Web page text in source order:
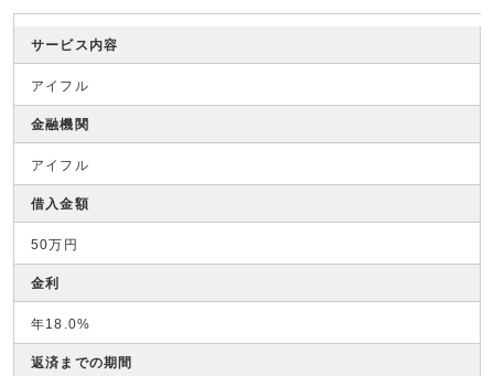
サービス内容
アイフル
金融機関
アイフル
借入金額
50万円
金利
年18.0%
返済までの期間